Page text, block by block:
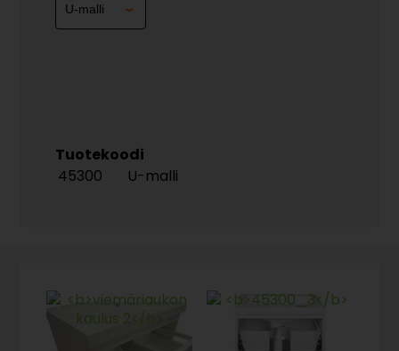
Tuotekoodi
45300
U-malli